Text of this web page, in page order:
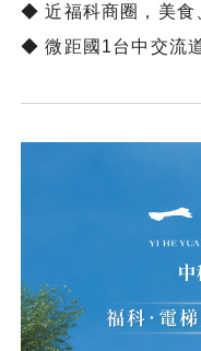
◆ 近福科商圈，美食
◆ 微距國1台中交流